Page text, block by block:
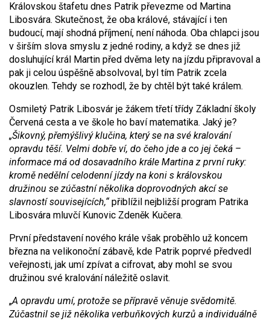
Královskou štafetu dnes Patrik převezme od Martina
Libosvára. Skutečnost, že oba králové, stávající i ten
budoucí, mají shodná příjmení, není náhoda. Oba chlapci jsou
v širším slova smyslu z jedné rodiny, a když se dnes již
dosluhující král Martin před dvěma lety na jízdu připravoval a
pak ji celou úspěšně absolvoval, byl tím Patrik zcela
okouzlen. Tehdy se rozhodl, že by chtěl být také králem.
Osmiletý Patrik Libosvár je žákem třetí třídy Základní školy
Červená cesta a ve škole ho baví matematika. Jaký je?
„Šikovný, přemýšlivý klučina, který se na své kralování
opravdu těší. Velmi dobře ví, do čeho jde a co jej čeká –
informace má od dosavadního krále Martina z první ruky:
kromě nedělní celodenní jízdy na koni s královskou
družinou se zúčastní několika doprovodných akcí se
slavností souvisejících,“přiblížil nejbližší program Patrika
Libosvára mluvčí Kunovic Zdeněk Kučera.
První představení nového krále však proběhlo už koncem
března na velikonoční zábavě, kde Patrik poprvé předvedl
veřejnosti, jak umí zpívat a cifrovat, aby mohl se svou
družinou své kralování náležitě oslavit.
„A opravdu umí, protože se přípravě věnuje svědomitě.
Zúčastnil se již několika verbuňkových kurzů a individuálně